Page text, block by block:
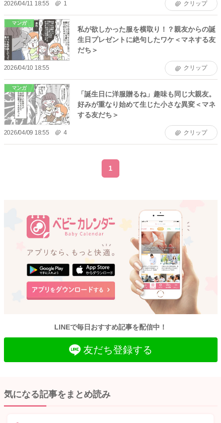
2026/04/11 18:55 1 クリップ
マンガ
私が欲しかった服を横取り！？親友からの誕
生日プレゼントに絶句したワケ＜マネする友
だち＞
2026/04/10 18:55 クリップ
マンガ
「誕生日に洋服贈るね」趣味も同じ大親友。
好みが重なり始めて生じた小さな異変＜マネ
する友だち＞
2026/04/09 18:55 4 クリップ
1
LINEで毎日おすすめ記事を配信中！
友だち登録する
気になる記事をまとめ読み